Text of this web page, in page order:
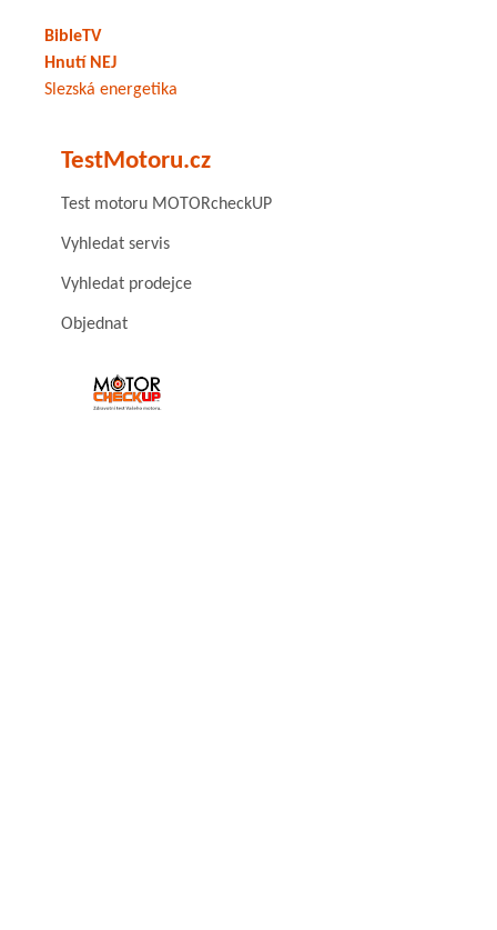
BibleTV
Hnutí NEJ
Slezská energetika
TestMotoru.cz
Test motoru MOTORcheckUP
Vyhledat servis
Vyhledat prodejce
Objednat